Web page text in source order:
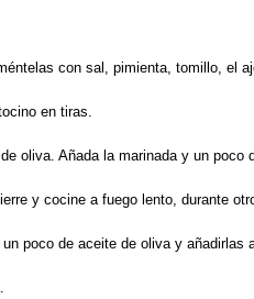
con sal, pimienta, tomillo, el
en tiras.
oliva. Añada la marinada y un
y cocine a fuego lento, durante
poco de aceite de oliva y añadirlas